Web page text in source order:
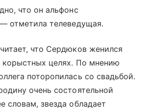
что он альфонс
отметила телеведущая.
что Сердюков женился
целях. По мнению
поторопилась со свадьбой.
очень состоятельной
словам, звезда обладает